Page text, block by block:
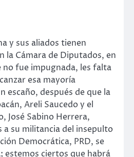
y sus aliados tienen
la Cámara de Diputados, en
no fue impugnada, les falta
esa mayoría
escaño, después de que la
Areli Saucedo y el
José Sabino Herrera,
a su militancia del insepulto
Democrática, PRD, se
estemos ciertos que habrá